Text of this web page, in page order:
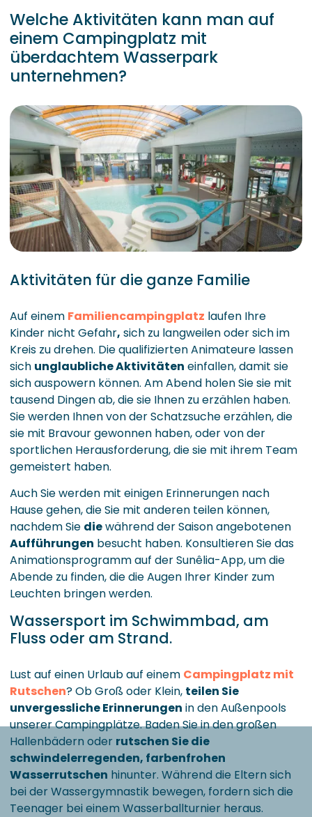
Welche Aktivitäten kann man auf
einem Campingplatz mit
überdachtem Wasserpark
unternehmen?
Aktivitäten für die ganze Familie
Auf einem Familiencampingplatz laufen Ihre
Kinder nicht Gefahr, sich zu langweilen oder sich im
Kreis zu drehen. Die qualifizierten Animateure lassen
sich unglaubliche Aktivitäten einfallen, damit sie
sich auspowern können. Am Abend holen Sie sie mit
tausend Dingen ab, die sie Ihnen zu erzählen haben.
Sie werden Ihnen von der Schatzsuche erzählen, die
sie mit Bravour gewonnen haben, oder von der
sportlichen Herausforderung, die sie mit ihrem Team
gemeistert haben.
Auch Sie werden mit einigen Erinnerungen nach
Hause gehen, die Sie mit anderen teilen können,
nachdem Sie diewährend der Saison angebotenen
Aufführungen besucht haben. Konsultieren Sie das
Animationsprogramm auf der Sunêlia-App, um die
Abende zu finden, die die Augen Ihrer Kinder zum
Leuchten bringen werden.
Wassersport im Schwimmbad, am
Fluss oder am Strand.
Lust auf einen Urlaub auf einem Campingplatz mit
Rutschen? Ob Groß oder Klein, teilen Sie
unvergessliche Erinnerungen in den Außenpools
unserer Campingplätze. Baden Sie in den großen
Hallenbädern oder rutschen Sie die
schwindelerregenden, farbenfrohen
Wasserrutschen hinunter. Während die Eltern sich
bei der Wassergymnastik bewegen, fordern sich die
Teenager bei einem Wasserballturnier heraus.